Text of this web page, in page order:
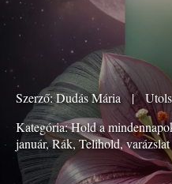
Szerző:Dudás Mária |
Kategória:Hold a
január,Rák,Telihold,varázslat